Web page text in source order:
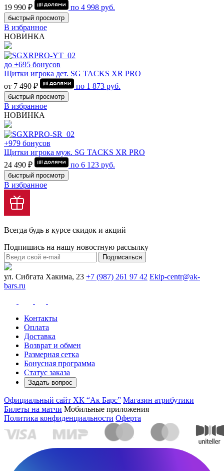
19 990 ₽
по 4 998 руб.
быстрый просмотр
В избранное
НОВИНКА
до +695 бонусов
Щитки игрока дет. SG TACKS XR PRO
от 7 490 ₽
по 1 873 руб.
быстрый просмотр
В избранное
НОВИНКА
+979 бонусов
Щитки игрока муж. SG TACKS XR PRO
24 490 ₽
по 6 123 руб.
быстрый просмотр
В избранное
Всегда будь в курсе скидок и акций
Подпишись на нашу новостную рассылку
Подписаться
ул. Сибгата Хакима, 23 +7 (987) 261 97 42 Ekip-centr@ak-
bars.ru
Контакты
Оплата
Доставка
Возврат и обмен
Размерная сетка
Бонусная программа
Статус заказа
Задать вопрос
Официальный сайт ХК “Ак Барс” Магазин атрибутики
Билеты на матчи Мобильные приложения
Политика конфиденциальности Оферта